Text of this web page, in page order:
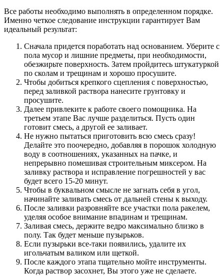
Все работы необходимо выполнять в определенном порядке.
Именно четкое следование инструкции гарантирует Вам
идеальный результат:
Сначала придется поработать над основанием. Уберите с
пола мусор и лишние предметы, при необходимости,
обезжирьте поверхность. Затем пройдитесь штукатуркой
по сколам и трещинам и хорошо просушите.
Чтобы добиться крепкого сцепления с поверхностью,
перед заливкой раствора нанесите грунтовку и
просушите.
Далее привлеките к работе своего помощника. На
третьем этапе Вас лучше разделиться. Пусть один
готовит смесь, а другой ее заливает.
Не нужно пытаться приготовить всю смесь сразу!
Делайте это поочередно, добавляя в порошок холодную
воду в соотношениях, указанных на пачке, и
непрерывно помешивая строительным миксером. На
заливку раствора и исправление погрешностей у вас
будет всего 15-20 минут.
Чтобы в буквальном смысле не загнать себя в угол,
начинайте заливать смесь от дальней стены к выходу.
После заливки разровняйте все участки пола ракелем,
уделяя особое внимание впадинам и трещинам.
Заливая смесь, держите ведро максимально близко в
полу. Так будет меньше пузырьков.
Если пузырьки все-таки появились, удалите их
игольчатым валиком или щеткой.
После каждого этапа тщательно мойте инструменты.
Когда раствор засохнет, Вы этого уже не сделаете.